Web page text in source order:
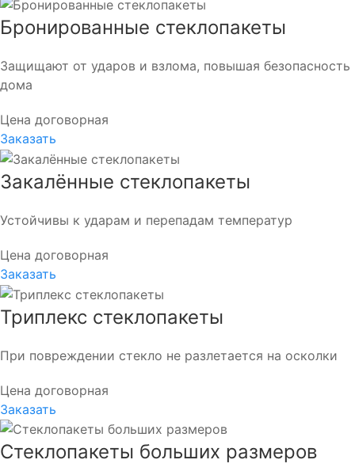
Бронированные стеклопакеты
Защищают от ударов и взлома, повышая безопасность
дома
Цена договорная
Заказать
Закалённые стеклопакеты
Устойчивы к ударам и перепадам температур
Цена договорная
Заказать
Триплекс стеклопакеты
При повреждении стекло не разлетается на осколки
Цена договорная
Заказать
Стеклопакеты больших размеров